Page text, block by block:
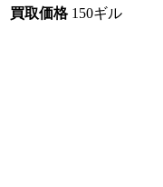
買取価格 150ギル